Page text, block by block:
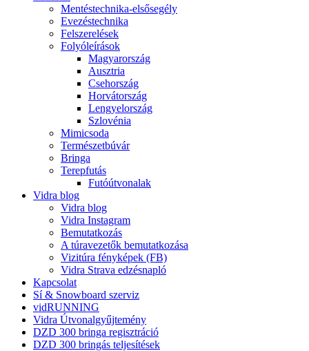
Mentéstechnika-elsősegély
Evezéstechnika
Felszerelések
Folyóleírások
Magyarország
Ausztria
Csehország
Horvátország
Lengyelország
Szlovénia
Mimicsoda
Természetbúvár
Bringa
Terepfutás
Futóútvonalak
Vidra blog
Vidra blog
Vidra Instagram
Bemutatkozás
A túravezetők bemutatkozása
Vizitúra fényképek (FB)
Vidra Strava edzésnapló
Kapcsolat
Sí & Snowboard szerviz
vidRUNNING
Vidra Útvonalgyűjtemény
DZD 300 bringa regisztráció
DZD 300 bringás teljesítések